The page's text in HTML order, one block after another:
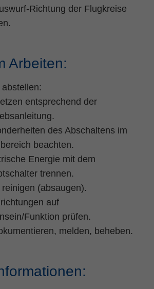
Richtung der Flugkreise
Arbeiten:
entsprechend der
des Abschaltens im
beachten.
Energie mit dem
trennen.
(absaugen).
auf
Funktion prüfen.
melden, beheben.